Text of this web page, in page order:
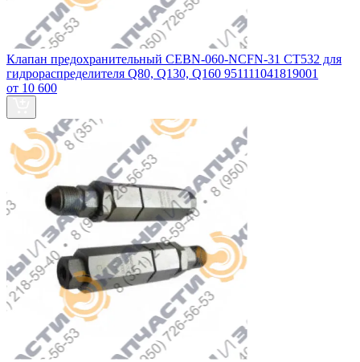
Клапан предохранительный CEBN-060-NCFN-31 СТ532 для
гидрораспределителя Q80, Q130, Q160 951111041819001
от 10 600